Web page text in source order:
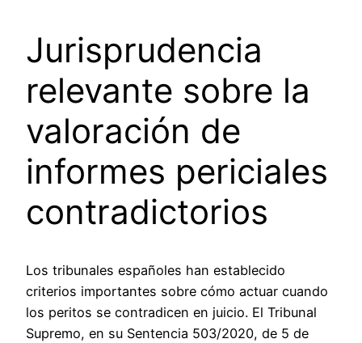
Jurisprudencia
relevante sobre la
valoración de
informes periciales
contradictorios
Los tribunales españoles han establecido
criterios importantes sobre cómo actuar cuando
los peritos se contradicen en juicio. El Tribunal
Supremo, en su Sentencia 503/2020, de 5 de